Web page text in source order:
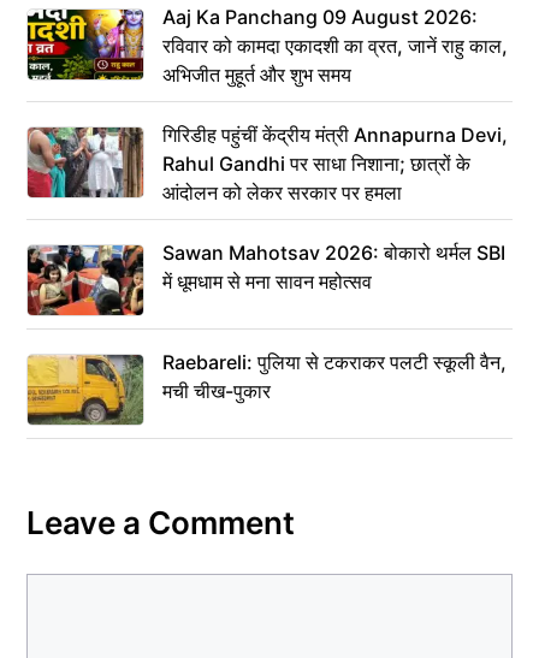
Aaj Ka Panchang 09 August 2026:
रविवार को कामदा एकादशी का व्रत, जानें राहु काल,
अभिजीत मुहूर्त और शुभ समय
गिरिडीह पहुंचीं केंद्रीय मंत्री Annapurna Devi,
Rahul Gandhi पर साधा निशाना; छात्रों के
आंदोलन को लेकर सरकार पर हमला
Sawan Mahotsav 2026: बोकारो थर्मल SBI
में धूमधाम से मना सावन महोत्सव
Raebareli: पुलिया से टकराकर पलटी स्कूली वैन,
मची चीख-पुकार
Leave a Comment